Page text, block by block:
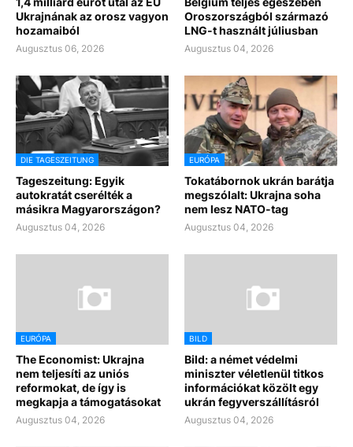
Ukrajnának az orosz vagyon
hozamaiból
Augusztus 06, 2026
Oroszországból származó
LNG-t használt júliusban
Augusztus 04, 2026
DIE TAGESZEITUNG
Tageszeitung: Egyik
autokratát cserélték a
másikra Magyarországon?
Augusztus 04, 2026
EURÓPA
Tokatábornok ukrán barátja
megszólalt: Ukrajna soha
nem lesz NATO-tag
Augusztus 04, 2026
EURÓPA
The Economist: Ukrajna
nem teljesíti az uniós
reformokat, de így is
megkapja a támogatásokat
Augusztus 04, 2026
BILD
Bild: a német védelmi
miniszter véletlenül titkos
információkat közölt egy
ukrán fegyverszállításról
Augusztus 04, 2026